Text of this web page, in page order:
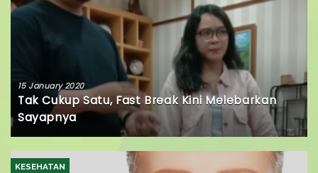
15 January 2020
Tak Cukup Satu, Fast Break Kini Melebarkan
Sayapnya
KESEHATAN